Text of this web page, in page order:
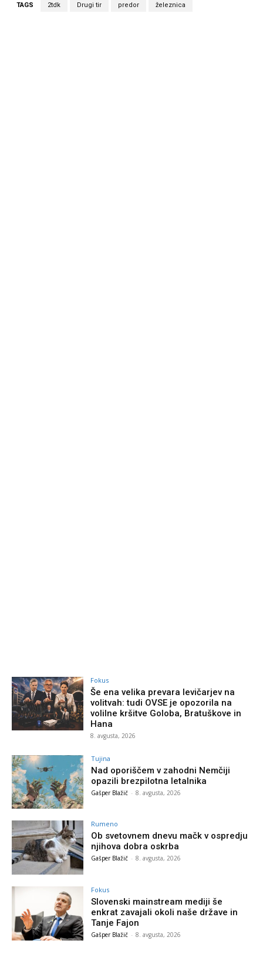
TAGS 2tdk Drugi tir predor železnica
Fokus
Še ena velika prevara levičarjev na
volitvah: tudi OVSE je opozorila na
volilne kršitve Goloba, Bratuškove in
Hana
8. avgusta, 2026
Tujina
Nad oporiščem v zahodni Nemčiji
opazili brezpilotna letalnika
Gašper Blažič - 8. avgusta, 2026
Rumeno
Ob svetovnem dnevu mačk v ospredju
njihova dobra oskrba
Gašper Blažič - 8. avgusta, 2026
Fokus
Slovenski mainstream mediji še
enkrat zavajali okoli naše države in
Tanje Fajon
Gašper Blažič - 8. avgusta, 2026